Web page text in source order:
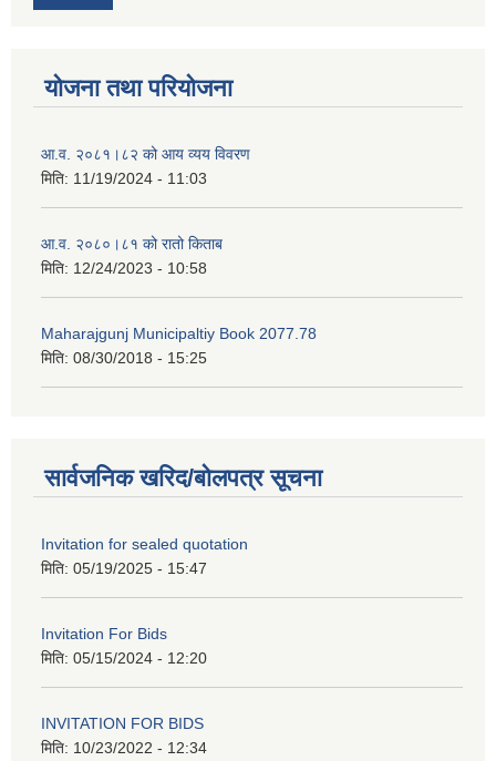
योजना तथा परियोजना
आ.व. २०८१।८२ को आय व्यय विवरण
मिति: 11/19/2024 - 11:03
आ.व. २०८०।८१ को रातो किताब
मिति: 12/24/2023 - 10:58
Maharajgunj Municipaltiy Book 2077.78
मिति: 08/30/2018 - 15:25
सार्वजनिक खरिद/बोलपत्र सूचना
Invitation for sealed quotation
मिति: 05/19/2025 - 15:47
Invitation For Bids
मिति: 05/15/2024 - 12:20
INVITATION FOR BIDS
मिति: 10/23/2022 - 12:34